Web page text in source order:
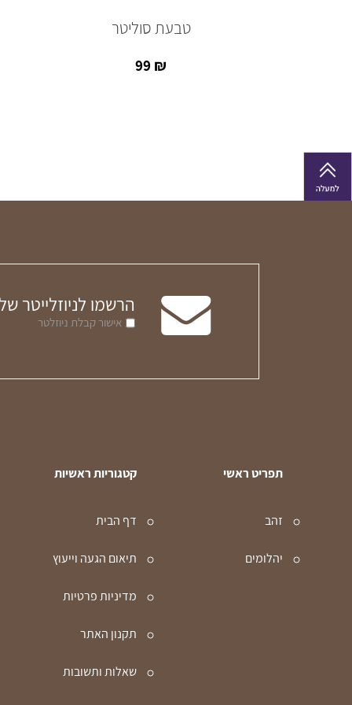
טבעת סוליטר
99 ₪
הרשמו לניוזלייטר
אישור קבלת ניוזלטר
תפריט ראשי
זהב
יהלומים
קטגוריות ראשיות
דף הבית
תיאום הגעה וייעוץ
מדיניות פרטיות
תקנון האתר
שאלות ותשובות